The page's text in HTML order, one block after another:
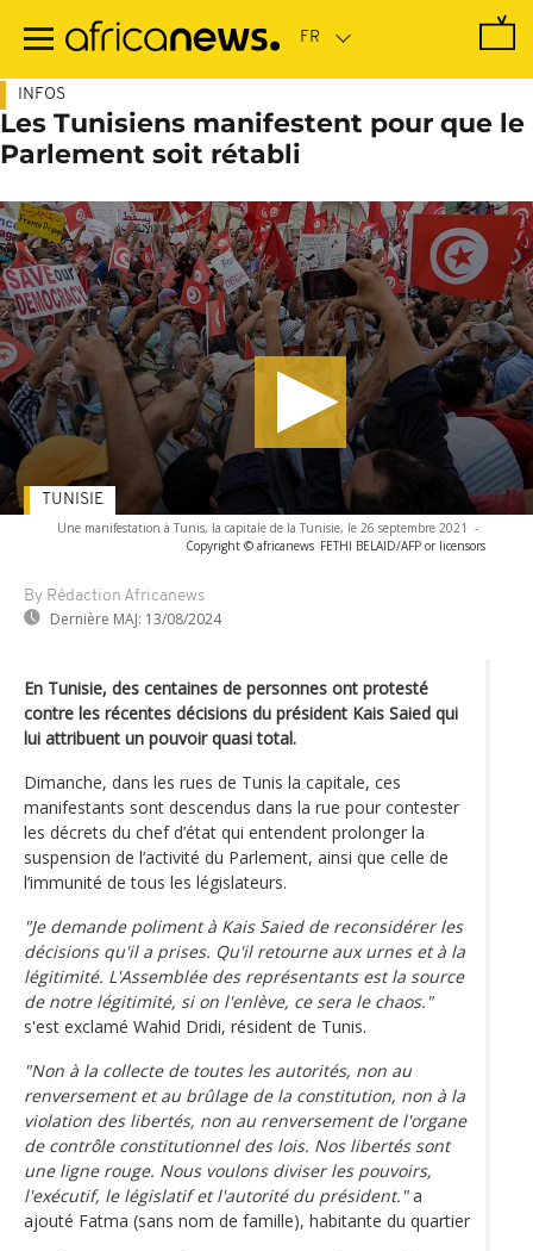
contenu
INFOS
Les Tunisiens manifestent pour que le
Parlement soit rétabli
Une manifestation à Tunis, la capitale de la Tunisie, le 26 septembre 2021 -
Copyright © africanews FETHI BELAID/AFP or licensors
By Rédaction Africanews
Dernière MAJ: 13/08/2024
TUNISIE
En Tunisie, des centaines de personnes ont protesté
contre les récentes décisions du président Kais Saied qui
lui attribuent un pouvoir quasi total.
Dimanche, dans les rues de Tunis la capitale, ces
manifestants sont descendus dans la rue pour contester
les décrets du chef d’état qui entendent prolonger la
suspension de l’activité du Parlement, ainsi que celle de
l’immunité de tous les législateurs.
"Je demande poliment à Kais Saied de reconsidérer les
décisions qu'il a prises. Qu'il retourne aux urnes et à la
légitimité. L'Assemblée des représentants est la source
de notre légitimité, si on l'enlève, ce sera le chaos."
s'est exclamé Wahid Dridi, résident de Tunis.
"Non à la collecte de toutes les autorités, non au
renversement et au brûlage de la constitution, non à la
violation des libertés, non au renversement de l'organe
de contrôle constitutionnel des lois. Nos libertés sont
une ligne rouge. Nous voulons diviser les pouvoirs,
l'exécutif, le législatif et l'autorité du président."a
ajouté Fatma (sans nom de famille), habitante du quartier